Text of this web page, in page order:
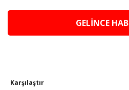
GELİNCE
Karşılaştır